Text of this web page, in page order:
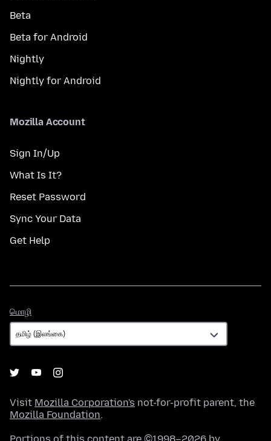
Beta
Beta for Android
Nightly
Nightly for Android
Mozilla Account
Sign In/Up
What Is It?
Reset Password
Sync Your Data
Get Help
மொழி
Visit Mozilla Corporation's not-for-profit parent, the
Mozilla Foundation.